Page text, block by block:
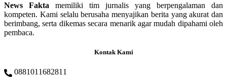
News Fakta memiliki tim jurnalis yang berpengalaman dan
kompeten. Kami selalu berusaha menyajikan berita yang akurat dan
berimbang, serta dikemas secara menarik agar mudah dipahami oleh
pembaca.
Kontak Kami
0881011682811